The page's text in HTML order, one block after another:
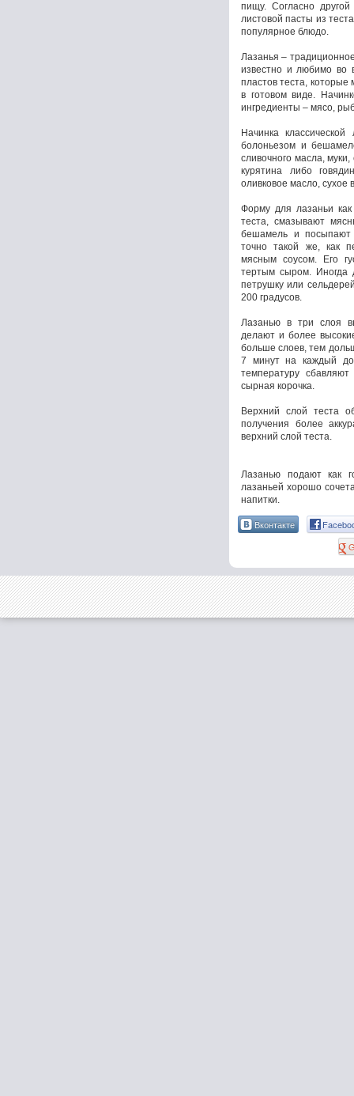
пищу. Согласно
листовой пасты из
популярное блюдо.
Лазанья –
известно и любимо во
пластов теста, которые
в готовом виде.
ингредиенты – мясо,
Начинка
болоньезом и
сливочного масла,
курятина либо
оливковое масло, сухое
Форму для лазаньи
теста, смазывают
бешамель и
точно такой же, как
мясным соусом. Его
тертым сыром. Иногда
петрушку или
200 градусов.
Лазанью в три слоя
делают и более
больше слоев, тем
7 минут на каждый
температуру
сырная корочка.
Верхний слой теста
получения более
верхний слой теста.
Лазанью подают как
лазаньей хорошо
напитки.
Вконтакте